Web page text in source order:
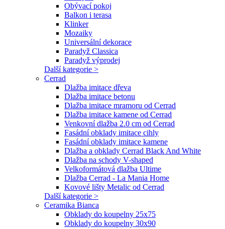
Obývací pokoj
Balkon i terasa
Klinker
Mozaiky
Universální dekorace
Paradyž Classica
Paradyž výprodej
Další kategorie >
Cerrad
Dlažba imitace dřeva
Dlažba imitace betonu
Dlažba imitace mramoru od Cerrad
Dlažba imitace kamene od Cerrad
Venkovní dlažba 2.0 cm od Cerrad
Fasádní obklady imitace cihly
Fasádní obklady imitace kamene
Dlažba a obklady Cerrad Black And White
Dlažba na schody V-shaped
Velkoformátová dlažba Ultime
Dlažba Cerrad - La Mania Home
Kovové lišty Metalic od Cerrad
Další kategorie >
Ceramika Bianca
Obklady do koupelny 25x75
Obklady do koupelny 30x90